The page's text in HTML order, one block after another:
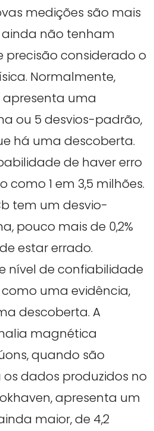
medições são mais
não tenham
considerado o
Normalmente,
uma
ou 5 desvios-padrão,
há uma descoberta.
de haver erro
como 1 em 3,5 milhões.
tem um desvio-
pouco mais de 0,2%
estar errado.
nível de confiabilidade
uma evidência,
descoberta. A
magnética
quando são
dados produzidos no
apresenta um
maior, de 4,2